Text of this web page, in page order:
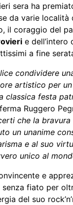
sera ha
da varie località
il coraggio del
e dell’intero
a fine
condividere
artistico per
classica festa
Ruggero
che la
un unanime
e al suo
unico al
e
fiato per
del suo